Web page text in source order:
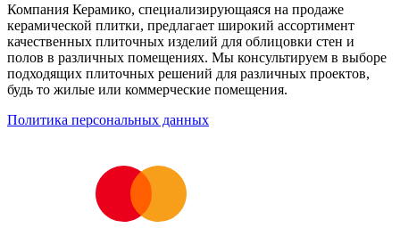
Компания Керамико, специализирующаяся на продаже
керамической плитки, предлагает широкий ассортимент
качественных плиточных изделий для облицовки стен и
полов в различных помещениях. Мы консультируем в выборе
подходящих плиточных решений для различных проектов,
будь то жилые или коммерческие помещения.
Политика персональных данных